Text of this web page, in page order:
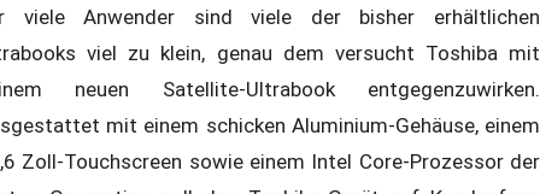
viele Anwender sind viele der bisher erhältlichen
viel zu klein, genau dem versucht Toshiba mit
neuen Satellite-Ultrabook entgegenzuwirken.
mit einem schicken Aluminium-Gehäuse, einem
Zoll-Touchscreen sowie einem Intel Core-Prozessor der